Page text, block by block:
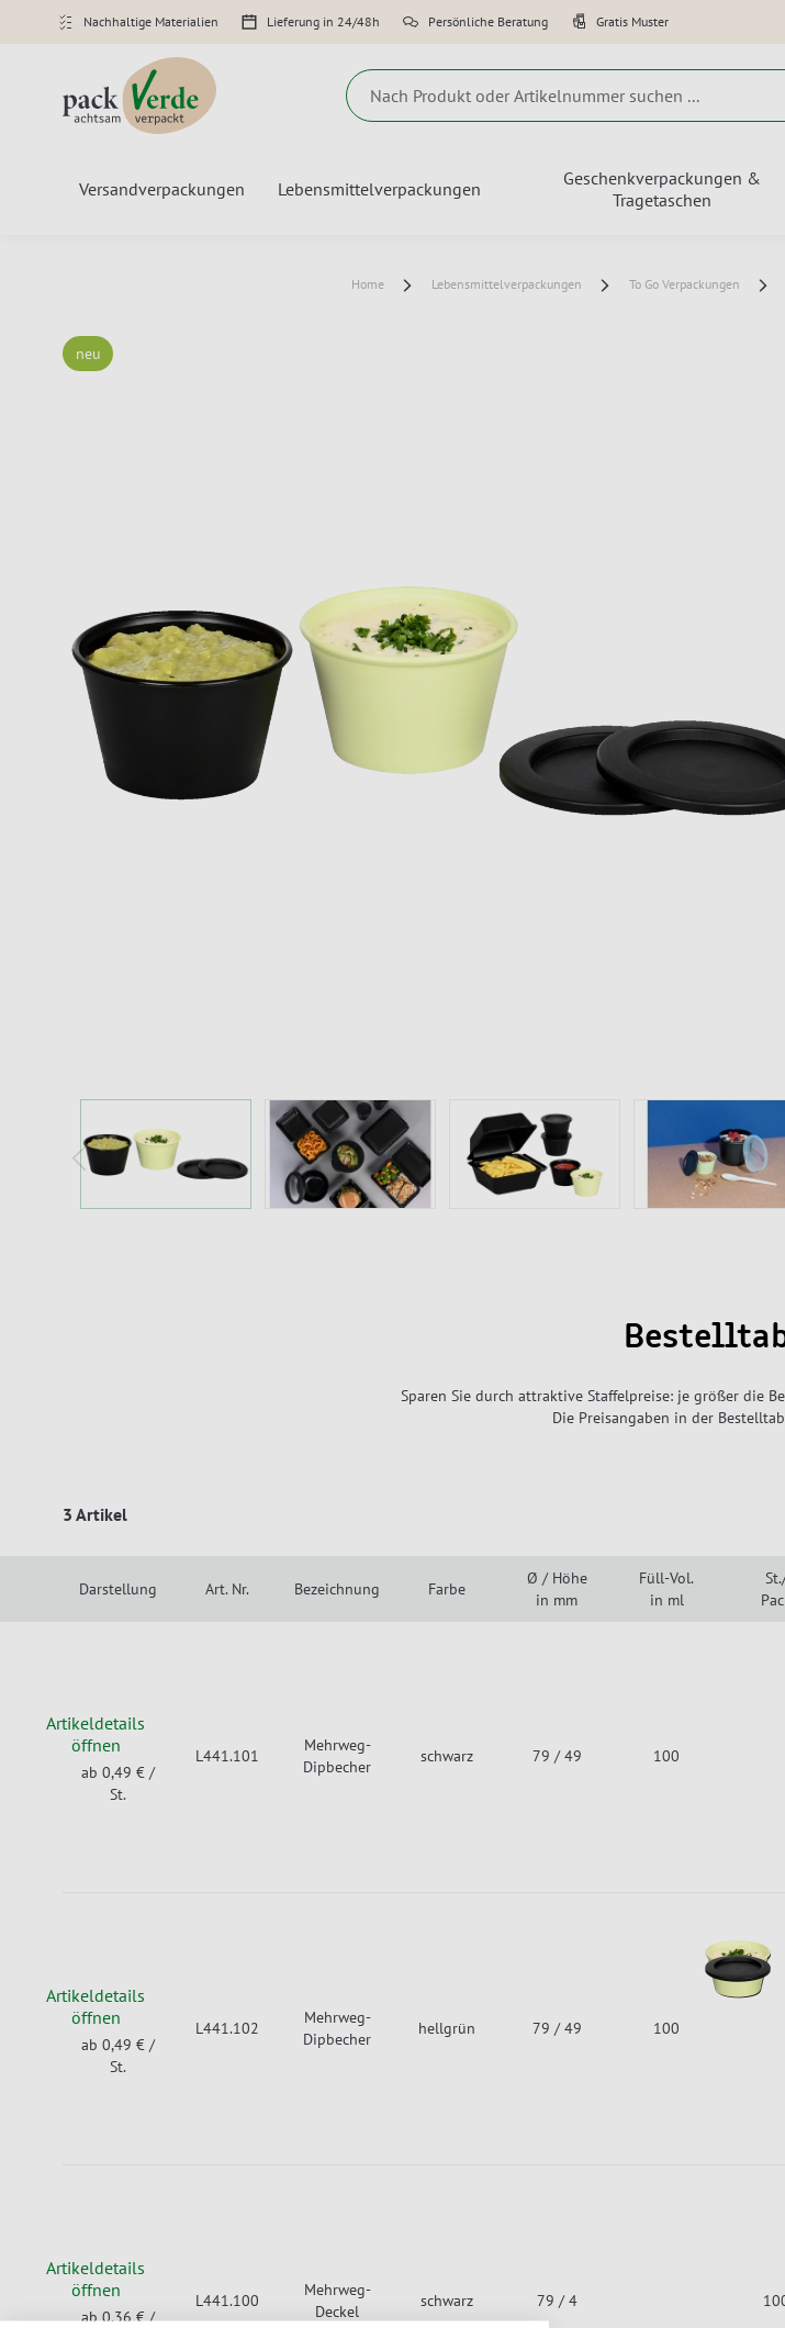
Nachhaltige Materialien Lieferung in 24/48h Persönliche Beratung Gratis Muster
Versandverpackungen Lebensmittelverpackungen
Geschenkverpackungen &
Tragetaschen
Home Lebensmittelverpackungen To Go Verpackungen
neu
Sparen Sie durch attraktive Staffelpreise: je größer die
Die Preisangaben in der
3 Artikel
Darstellung Art. Nr. Bezeichnung Farbe
Ø / Höhe
in mm
Füll-Vol.
in ml
Artikeldetails
öffnen
ab 0,49 € /
St.
L441.101
Mehrweg-
Dipbecher
schwarz 79 / 49 100
Artikeldetails
öffnen
ab 0,49 € /
St.
L441.102
Mehrweg-
Dipbecher
hellgrün 79 / 49 100
Artikeldetails
öffnen
ab 0,36 €/
L441.100
Mehrweg-
Deckel
schwarz 79 / 4